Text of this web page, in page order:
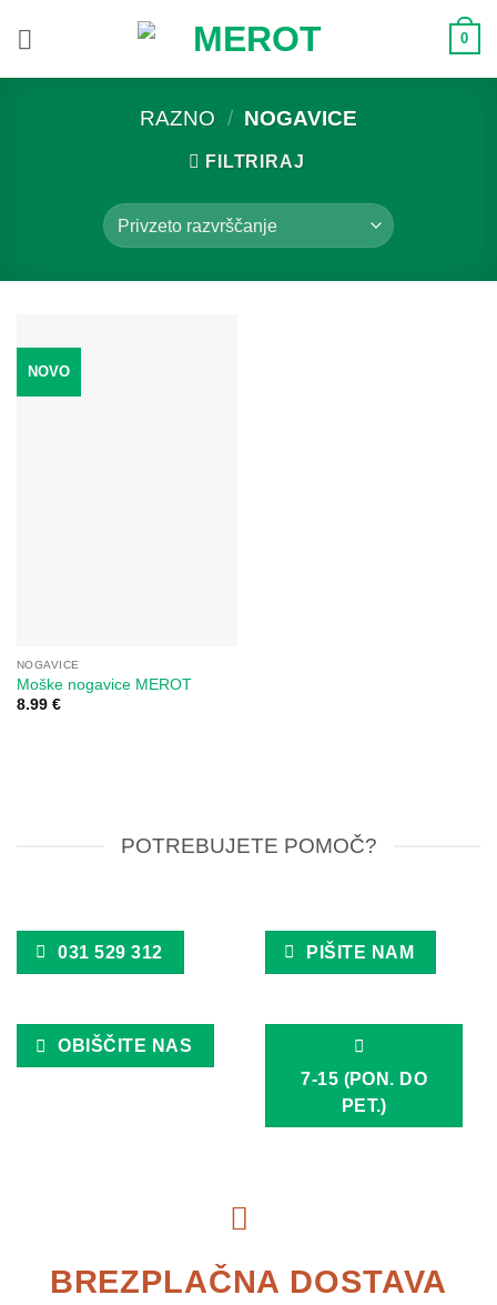
0
RAZNO / NOGAVICE
FILTRIRAJ
NOVO
NOGAVICE
Moške nogavice MEROT
8.99 €
POTREBUJETE POMOČ?
031 529 312 PIŠITE NAM
OBIŠČITE NAS
7-15 (PON. DO
PET.)
BREZPLAČNA DOSTAVA